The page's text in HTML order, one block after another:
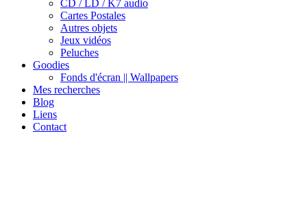
CD / LD / K7 audio
Cartes Postales
Autres objets
Jeux vidéos
Peluches
Goodies
Fonds d'écran || Wallpapers
Mes recherches
Blog
Liens
Contact